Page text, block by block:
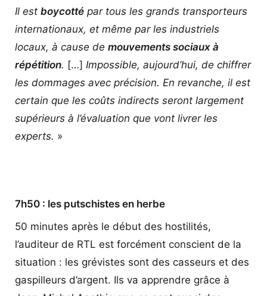
Il est boycotté par tous les grands transporteurs
internationaux, et même par les industriels
locaux, à cause de mouvements sociaux à
répétition. […] Impossible, aujourd’hui, de chiffrer
les dommages avec précision. En revanche, il est
certain que les coûts indirects seront largement
supérieurs à l’évaluation que vont livrer les
experts. »
7h50 : les putschistes en herbe
50 minutes après le début des hostilités,
l’auditeur de RTL est forcément conscient de la
situation : les grévistes sont des casseurs et des
gaspilleurs d’argent. Ils va apprendre grâce à